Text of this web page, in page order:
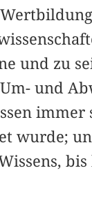
und zu
und
immer
wurde;
bis